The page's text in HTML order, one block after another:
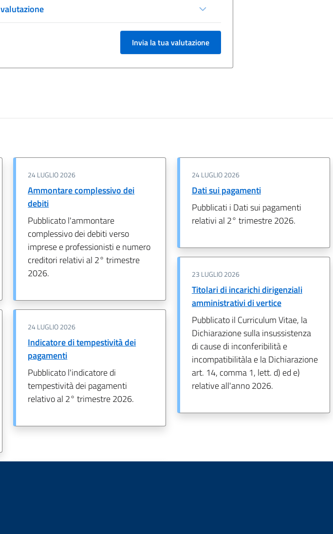
Motivi della valutazione
Invia la tua valutazione
24 LUGLIO 2026
Ammontare complessivo dei
debiti
Pubblicato l'ammontare
complessivo dei debiti verso
imprese e professionisti e numero
creditori relativi al 2° trimestre
2026.
24 LUGLIO 2026
Indicatore di tempestività dei
pagamenti
Pubblicato l'indicatore di
tempestività dei pagamenti
relativo al 2° trimestre 2026.
24 LUGLIO 2026
Dati sui pagamenti
Pubblicati i Dati sui pagamenti
relativi al 2° trimestre 2026.
23 LUGLIO 2026
Titolari di incarichi dirigenziali
amministrativi di vertice
Pubblicato il Curriculum Vitae, la
Dichiarazione sulla insussistenza
di cause di inconferibilità e
incompatibilitàla e la Dichiarazione
art. 14, comma 1, lett. d) ed e)
relative all'anno 2026.